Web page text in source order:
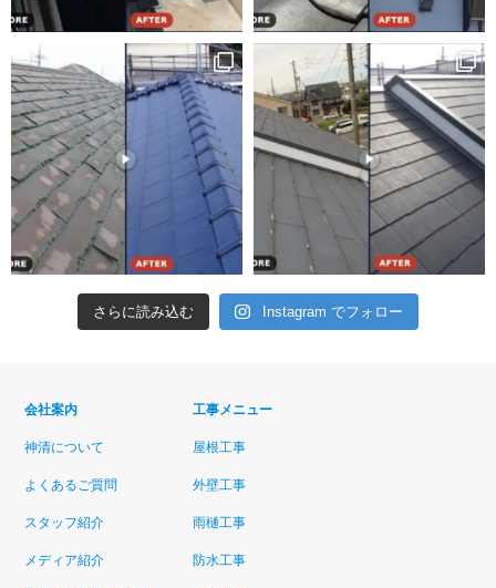
さらに読み込む Instagram でフォロー
会社案内
神清について
よくあるご質問
スタッフ紹介
メディア紹介
工事メニュー
屋根工事
外壁工事
雨樋工事
防水工事